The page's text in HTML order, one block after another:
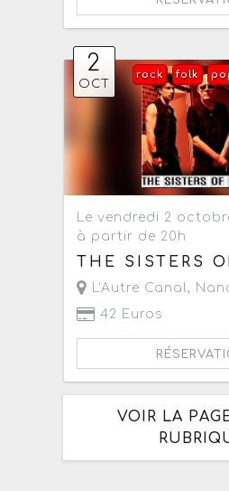
2
OCT
folk
rock
Le vendredi 2
à partir de 20h
THE SISTERS
L'Autre Canal,
42 Euros
VOIR LA